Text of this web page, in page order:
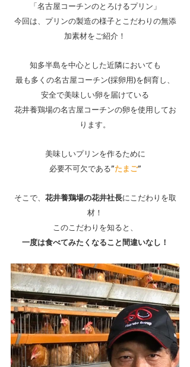
「名古屋コーチンのとろけるプリン」
今回は、プリンの製造の様子とこだわりの無添
加素材をご紹介！
知多半島を中心とした近隣においても
最も多くの名古屋コーチン(採卵用)を飼育し、
安全で美味しい卵を届けている
花井養鶏場の名古屋コーチンの卵を使用してお
ります。
美味しいプリンを作るために
必要不可欠である”たまご”
そこで、 花井養鶏場の花井社長にこだわりを取
材！
このこだわりを知ると、
一度は食べてみたくなること間違いなし！